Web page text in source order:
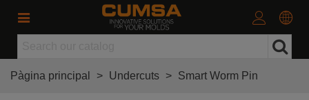
Pàgina principal > Undercuts > Smart Worm Pin